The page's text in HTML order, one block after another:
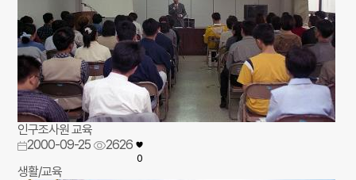
인구조사원 교육
2000-09-25
2626
0
생활/교육